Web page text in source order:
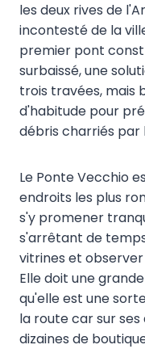
les deux rives de
incontesté de la
premier pont
surbaissé, une
trois travées, mais
d'habitude pour
débris charriés par
Le Ponte Vecchio
endroits les plus
s'y promener
s'arrêtant de
vitrines et
Elle doit une
qu'elle est une
la route car sur
dizaines de